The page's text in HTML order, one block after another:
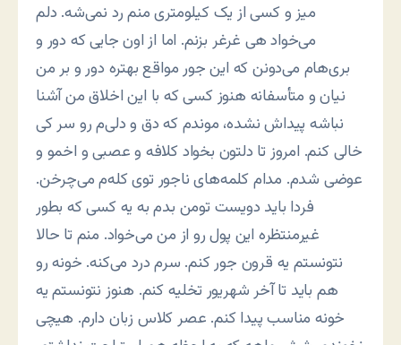
میز و کسی از یک کیلومتری منم رد نمی‌شه. دلم
می‌خواد هی غرغر بزنم. اما از اون جایی که دور و
بری‌هام می‌دونن که این جور مواقع بهتره دور و بر من
نیان و متأسفانه هنوز کسی که با این اخلاق من آشنا
نباشه پیداش نشده، موندم که دق و دلی‌م رو سر کی
خالی کنم. امروز تا دلتون بخواد کلافه و عصبی و اخمو و
عوضی شدم. مدام کلمه‌های ناجور توی کله‌م می‌چرخن.
فردا باید دویست تومن بدم به یه کسی که بطور
غیرمنتظره این پول رو از من می‌خواد. منم تا حالا
نتونستم یه قرون جور کنم. سرم درد می‌کنه. خونه رو
هم باید تا آخر شهریور تخلیه کنم. هنوز نتونستم یه
خونه مناسب پیدا کنم. عصر کلاس زبان دارم. هیچی